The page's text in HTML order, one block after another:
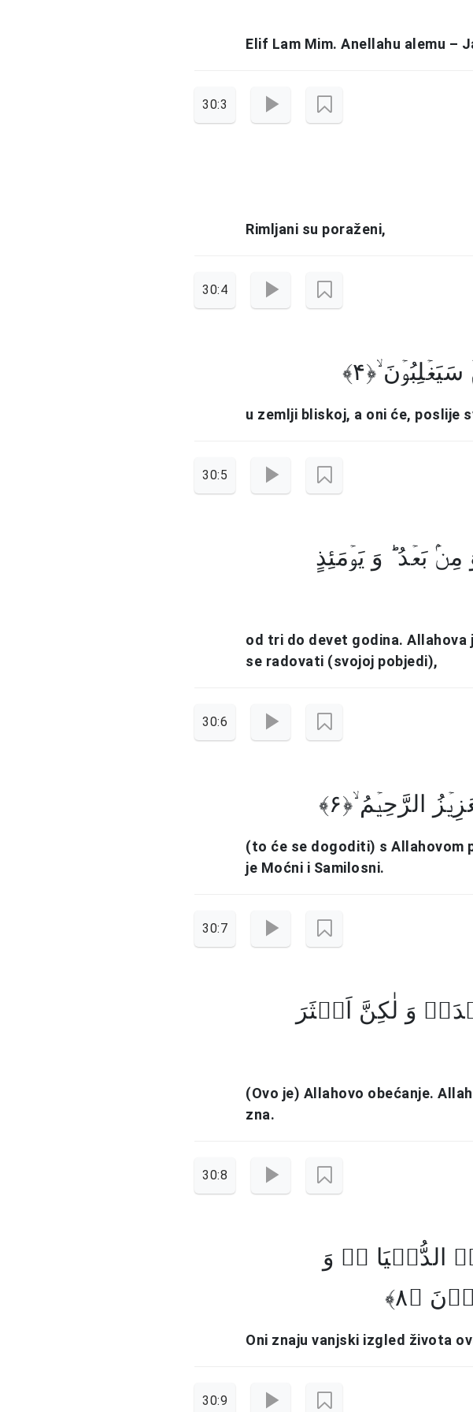
Elif Lam Mim. Anellahu alemu –
30:3
Rimljani su poraženi,
30:4
ۙ﴿۴﴾
u zemlji bliskoj, a oni će, poslije
30:5
بَعۡدُ ؕ وَ یَوۡمَئِذٍ
od tri do devet godina. Allahova
se radovati (svojoj pobjedi),
30:6
الرَّحِیۡمُ ۙ﴿۶﴾
(to će se dogoditi) s Allahovom
je Moćni i Samilosni.
30:7
وَ لٰکِنَّ اَکۡثَرَ
(Ovo je) Allahovo obećanje.
zna.
30:8
الدُّنۡیَا ۚۖ وَ
﴿۸﴾
Oni znaju vanjski izgled života
30:9